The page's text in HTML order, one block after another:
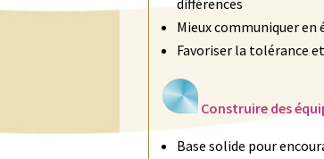
différences
Mieux communiquer en
Favoriser la tolérance
Construire des
Base solide pour